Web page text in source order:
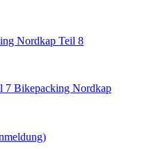
Nordkap Teil 8
7 Bikepacking Nordkap